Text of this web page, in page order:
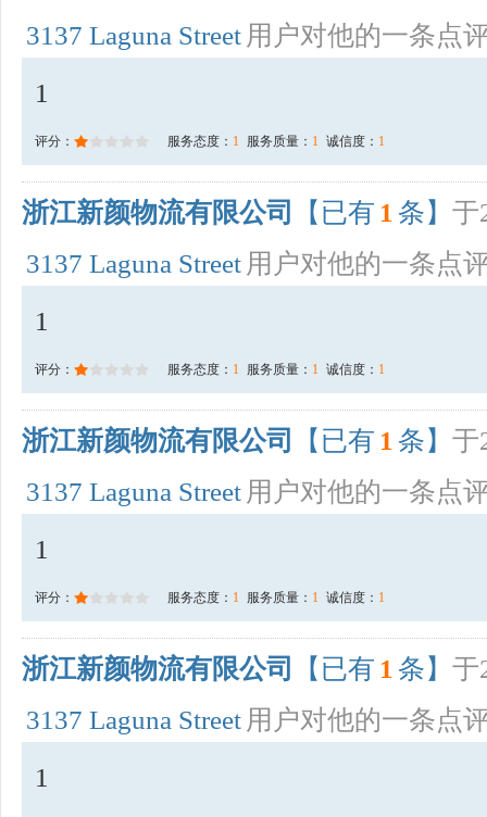
3137 Laguna Street 用户对他的一条点
1
评分： 服务态度： 1 服务质量： 1 诚信度： 1
浙江新颜物流有限公司 【已有 1 条】 于
3137 Laguna Street 用户对他的一条点
1
评分： 服务态度： 1 服务质量： 1 诚信度： 1
浙江新颜物流有限公司 【已有 1 条】 于
3137 Laguna Street 用户对他的一条点
1
评分： 服务态度： 1 服务质量： 1 诚信度： 1
浙江新颜物流有限公司 【已有 1 条】 于
3137 Laguna Street 用户对他的一条点
1